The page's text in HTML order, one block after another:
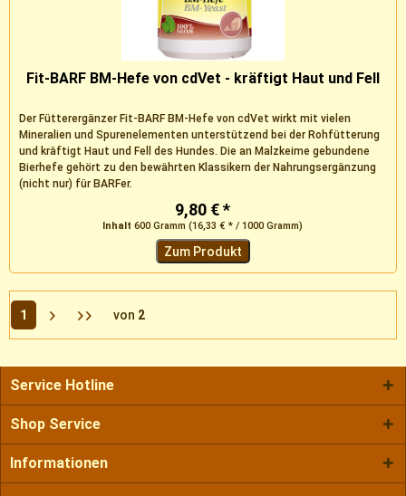
Fit-BARF BM-Hefe von cdVet - kräftigt Haut und Fell
Der Fütterergänzer Fit-BARF BM-Hefe von cdVet wirkt mit vielen
Mineralien und Spurenelementen unterstützend bei der Rohfütterung
und kräftigt Haut und Fell des Hundes. Die an Malzkeime gebundene
Bierhefe gehört zu den bewährten Klassikern der Nahrungsergänzung
(nicht nur) für BARFer.
9,80 € *
Inhalt600 Gramm(16,33 € * / 1000 Gramm)
Zum Produkt
1 von 2
Service Hotline
Shop Service
Informationen